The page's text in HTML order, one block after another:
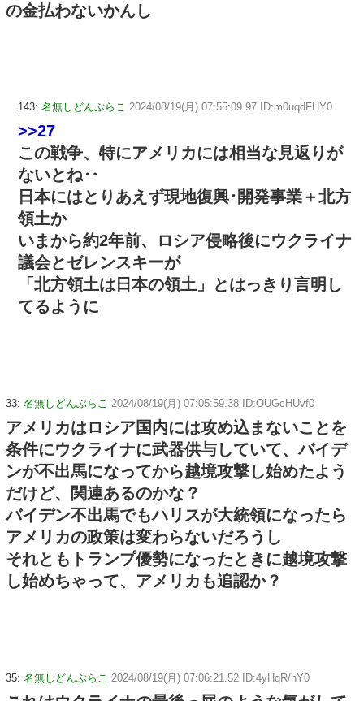
の金払わないかんし
143: 名無しどんぶらこ 2024/08/19(月) 07:55:09.97 ID:m0uqdFHY0
>>27
この戦争、特にアメリカには相当な見返りが
ないとね‥
日本にはとりあえず現地復興･開発事業＋北方
領土か
いまから約2年前、ロシア侵略後にウクライナ
議会とゼレンスキーが
「北方領土は日本の領土」とはっきり言明し
てるように
33: 名無しどんぶらこ 2024/08/19(月) 07:05:59.38 ID:OUGcHUvf0
アメリカはロシア国内には攻め込まないことを
条件にウクライナに武器供与していて、バイデ
ンが不出馬になってから越境攻撃し始めたよう
だけど、関連あるのかな？
バイデン不出馬でもハリスが大統領になったら
アメリカの政策は変わらないだろうし
それともトランプ優勢になったときに越境攻撃
し始めちゃって、アメリカも追認か？
35: 名無しどんぶらこ 2024/08/19(月) 07:06:21.52 ID:4yHqR/hY0